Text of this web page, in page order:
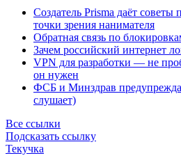
Создатель Prisma даёт
точки зрения нанимателя
Обратная связь по
Зачем российский интернет
VPN для разработки — не
он нужен
ФСБ и Минздрав
слушает)
Все ссылки
Подсказать ссылку
Текучка